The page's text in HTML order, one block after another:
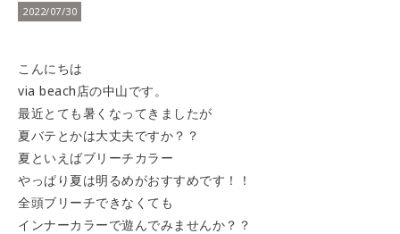
2022/07/30
こんにちは
via beach店の中山です。
最近とても暑くなってきましたが
夏バテとかは大丈夫ですか？？
夏といえばブリーチカラー
やっぱり夏は明るめがおすすめです！！
全頭ブリーチできなくても
インナーカラーで遊んでみませんか？？